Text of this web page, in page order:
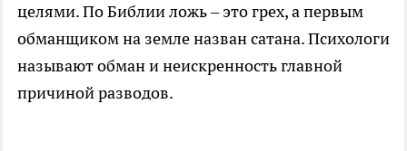
целями. По Библии ложь – это грех, а первым
обманщиком на земле назван сатана. Психологи
называют обман и неискренность главной
причиной разводов.